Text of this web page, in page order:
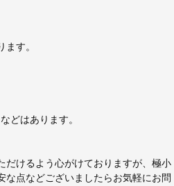
す。
どはあります。
けるよう心がけておりますが、極小
点などございましたらお気軽にお問